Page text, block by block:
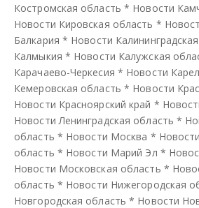
Костромская область * Новости
Новости Кировская область *
Балкария * Новости
Калмыкия * Новости Калужская
Карачаево-Черкесия * Новости
Кемеровская область * Новости
Новости Красноярский край *
Новости Ленинградская область *
область * Новости Москва *
область * Новости Марий Эл *
Новости Московская область *
область * Новости Нижегородская
Новгородская область * Новости